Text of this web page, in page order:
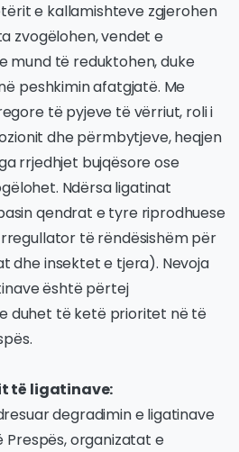
e kallamishteve zgjerohen
zvogëlohen, vendet e
mund të reduktohen, duke
peshkimin afatgjatë. Me
të pyjeve të vërriut, roli i
dhe përmbytjeve, heqjen
rrjedhjet bujqësore ose
Ndërsa ligatinat
qendrat e tyre riprodhuese
të rëndësishëm për
dhe insektet e tjera). Nevoja
është përtej
duhet të ketë prioritet në të
të ligatinave:
degradimin e ligatinave
organizatat e